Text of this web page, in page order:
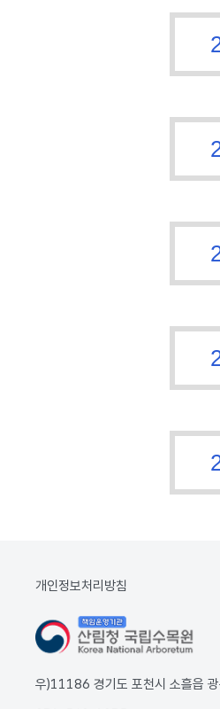
개인정보처리방침
우)11186 경기도 포천시 소흘읍